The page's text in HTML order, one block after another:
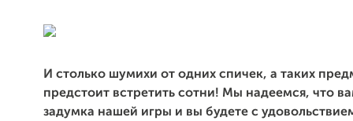
И столько шумихи от одних спичек, а таких
предстоит встретить сотни! Мы надеемся, что
задумка нашей игры и вы будете с